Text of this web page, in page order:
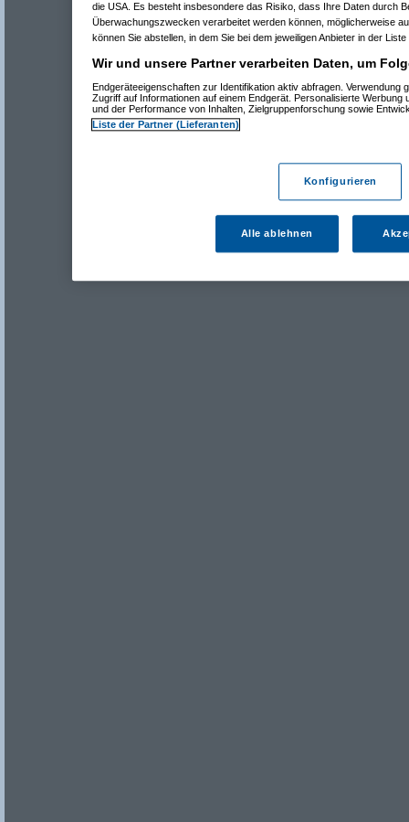
die USA. Es besteht insbesondere das Risiko, dass Ihre Daten durch
Überwachungszwecken verarbeitet werden können, möglicherweise
können Sie abstellen, in dem Sie bei dem jeweiligen Anbieter in der
Wir und unsere Partner verarbeiten Daten, um
Endgeräteeigenschaften zur Identifikation aktiv abfragen. Verwendung
Zugriff auf Informationen auf einem Endgerät. Personalisierte Werbung
und der Performance von Inhalten, Zielgruppenforschung sowie
Liste der Partner (Lieferanten)
Konfigurieren
Alle ablehnen